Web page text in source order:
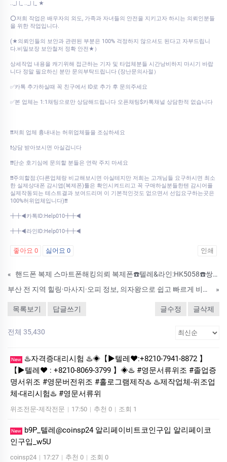
.._| |_ .._| |_ ★
⭕저희 작업은 배우자의 외도, 가족과 자녀들의 안전을 지키고자 하시는 의뢰인분들
을 위한 작업입니다.
(★의뢰인들의 보안과 관련된 부분은 100% 걱정하지 않으셔도 된다고 자부드립니
다.비밀보장 보안철저 정확 안전★）
상세작업 내용을 캐기위해 접근하는 기자 및 타업체분들 시간낭비하지 마시기 바랍
니다 정말 필요하신 분만 문의부탁드립니다 (장난문의사절）
✅카톡 추가하실때 꼭 친구에서 ID로 추가 후 문의주세요
✅본 업체는 1:1채팅으로만 상담해드립니다 오픈채팅$카톡채널 상담한적 없습니다
❗❗저희 업체 흉내내는 허위업체들을 조심하세요
❗상담 받아보시면 아실겁니다
❗❗단순 호기심에 문의할 분들은 연락 주지 마세요
❗❗주의할점:(다른업체랑 비교해보시면 아실테지만 저희는 고개님들 요구하시면 최소
한 실제상대폰 감시앱(복제폰)툴은 확인시켜드리고 꼭 구매하실분들한텐 감시어플
실제작동되는 테스트결과 보여드리며 이 기본적인것도 없으면서 선입요구하는곳은
100%허위업체입니다)❗❗
╋╋◀카톡ID:Help010╋╋◀
╋╋◀라인ID:Help010╋╋◀
좋아요 0 싫어요 0 인쇄
«
핸드폰 복제 스마트폰해킹의뢰 복제폰☎️텔레&라인:HK5058☎️쌍둥이폰만들기 카톡해킹 카톡도청 위치추적 인스타해킹
부산 전 지역 힐링·마사지·오피 정보, 의자왕으로 쉽고 빠르게 비교·예약
»
목록보기 답글쓰기 글수정 글삭제
전체 35,430
New
♨️자격증대리시험 ♨️◈【▶텔레♥:+8210-7941-8872 】
【▶텔레♥ : +8210-8069-3799 】◈♨️ #영문서류위조 #졸업증
명서위조 #영문버전위조 #홀로그램제작♨️ ♨️제작업체-위조업
체-대리시험♨️ #영문서류위
위조전문-제작전문 | 17:50 | 추천 0 | 조회 1
New
b9P_텔레@coinsp24 알리페이비트코인구입 알리페이코
인구입_w5U
coinsp24 | 17:27 | 추천 0 | 조회 0